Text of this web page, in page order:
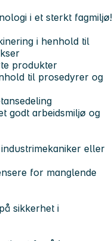
i et sterkt fagmiljø!
i henhold til
produkter
til prosedyrer og
godt arbeidsmiljø og
eller
for manglende
sikkerhet i